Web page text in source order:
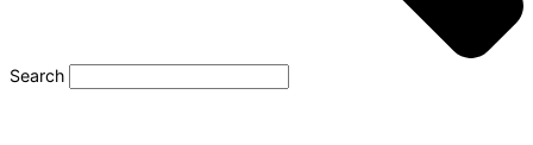
Search